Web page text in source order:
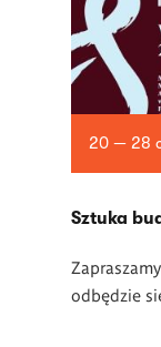
20 — 28
Sztuka
odbędzie